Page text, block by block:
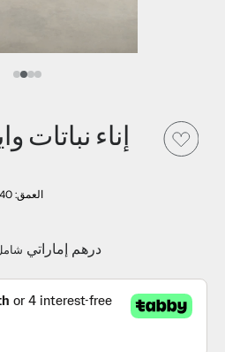
إناء نباتات
العمق: 40 سم
121.00 درهم إماراتي